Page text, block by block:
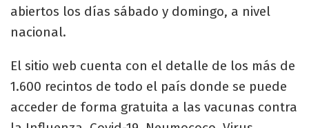
abiertos los días sábado y domingo, a nivel
nacional.
El sitio web cuenta con el detalle de los más de
1.600 recintos de todo el país donde se puede
acceder de forma gratuita a las vacunas contra